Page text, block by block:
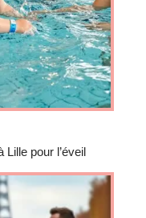
pour l’éveil